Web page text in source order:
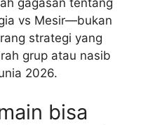
gagasan tentang
vs Mesir—bukan
strategi yang
grup atau nasib
2026.
bisa